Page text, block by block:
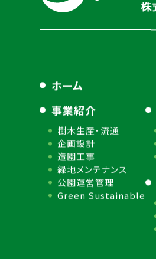
ホーム
事業紹介
樹木生産・流通
企画設計
造園工事
緑地メンテナンス
公園運営管理
Green Sustainable